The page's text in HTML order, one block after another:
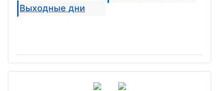
Выходные дни